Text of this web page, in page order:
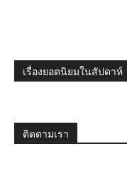
เรื่องยอดนิยมในสัปดาห์
ติดตามเรา